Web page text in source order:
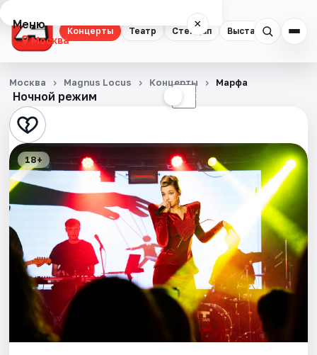
Концерты Театр Стендап Выставки
Меню ×
Москва
Концерты
Театр
Стендап
Выставки
Квесты
Экскурсии
Спорт
События
Ночной режим ☾
Москва Magnus Locus Концерты Марфа
18+